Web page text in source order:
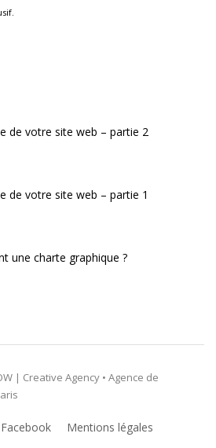
de votre site web – partie 2
de votre site web – partie 1
une charte graphique ?
| Creative Agency • Agence de
Facebook Mentions légales